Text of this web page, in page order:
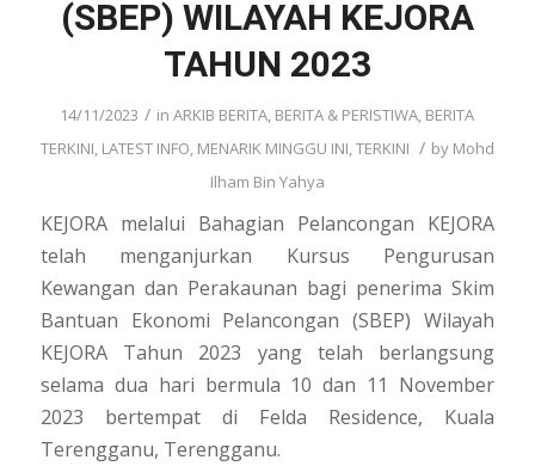
(SBEP) WILAYAH KEJORA
TAHUN 2023
14/11/2023 / inARKIB BERITA, BERITA & PERISTIWA, BERITA
TERKINI, LATEST INFO, MENARIK MINGGU INI,TERKINI / by Mohd
Ilham Bin Yahya
KEJORA melalui Bahagian Pelancongan KEJORA
telah menganjurkan Kursus Pengurusan
Kewangan dan Perakaunan bagi penerima Skim
Bantuan Ekonomi Pelancongan (SBEP) Wilayah
KEJORA Tahun 2023 yang telah berlangsung
selama dua hari bermula 10 dan 11 November
2023 bertempat di Felda Residence, Kuala
Terengganu, Terengganu.